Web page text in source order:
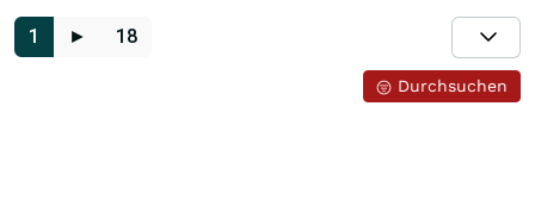
1 ► 18
Durchsuchen